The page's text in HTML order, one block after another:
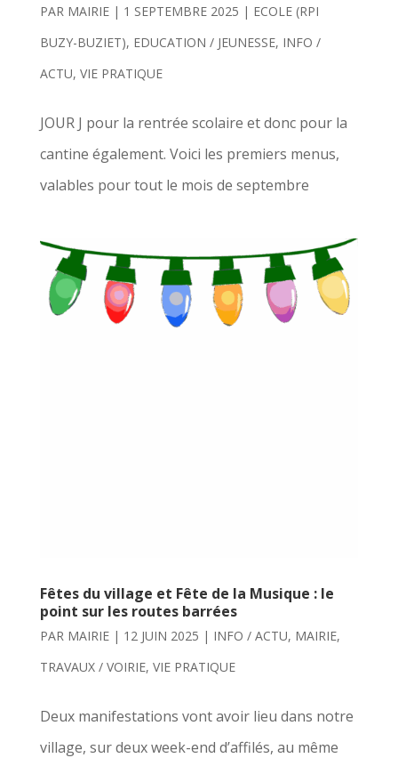
PAR MAIRIE| 1 SEPTEMBRE 2025 | ECOLE (RPI
BUZY-BUZIET), EDUCATION / JEUNESSE, INFO /
ACTU, VIE PRATIQUE
JOUR J pour la rentrée scolaire et donc pour la
cantine également. Voici les premiers menus,
valables pour tout le mois de septembre
Fêtes du village et Fête de la Musique : le
point sur les routes barrées
PAR MAIRIE| 12 JUIN 2025 | INFO / ACTU, MAIRIE,
TRAVAUX / VOIRIE, VIE PRATIQUE
Deux manifestations vont avoir lieu dans notre
village, sur deux week-end d’affilés, au même